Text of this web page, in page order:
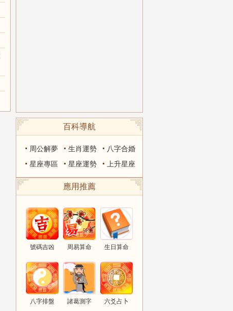
百科導航
周公解夢 生肖運勢
八字合婚
星座專區
星座運勢 上升星座
應用推薦
號碼吉凶 周易算命 生日算命
八字排盤 諸葛測字 六爻占卜